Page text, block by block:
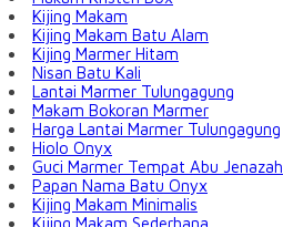
Kijing Makam
Kijing Makam Batu Alam
Kijing Marmer Hitam
Nisan Batu Kali
Lantai Marmer Tulungagung
Makam Bokoran Marmer
Harga Lantai Marmer Tulungagung
Hiolo Onyx
Guci Marmer Tempat Abu Jenazah
Papan Nama Batu Onyx
Kijing Makam Minimalis